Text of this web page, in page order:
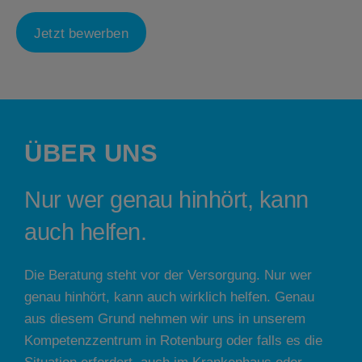
Jetzt bewerben
ÜBER UNS
Nur wer genau hinhört, kann
auch helfen.
Die Beratung steht vor der Versorgung. Nur wer
genau hinhört, kann auch wirklich helfen. Genau
aus diesem Grund nehmen wir uns in unserem
Kompetenzzentrum in Rotenburg oder falls es die